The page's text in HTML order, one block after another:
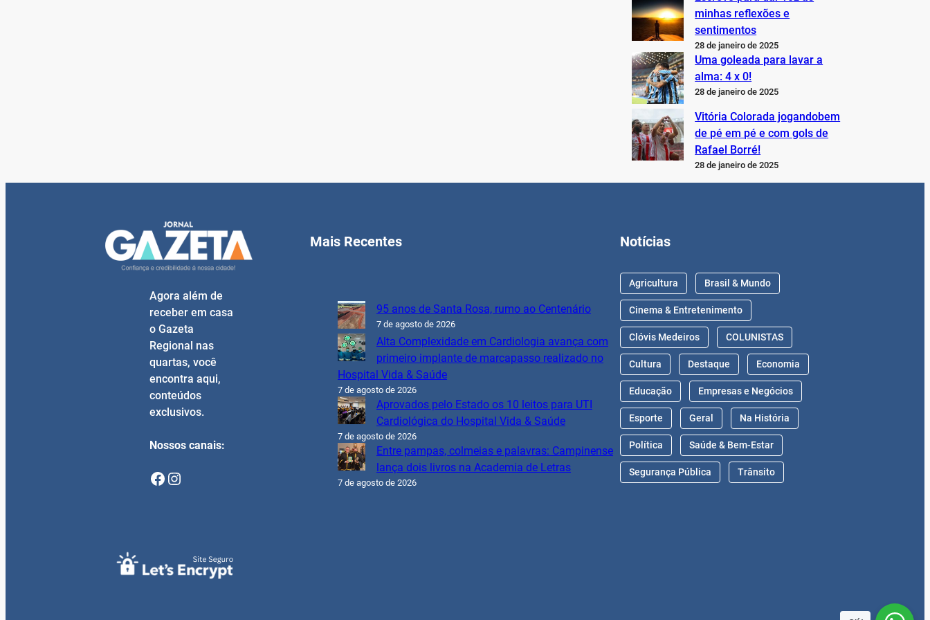
minhas reflexões e
sentimentos
28 de janeiro de 2025
Uma goleada para lavar a
alma: 4 x 0!
28 de janeiro de 2025
Vitória Colorada jogandobem
de pé em pé e com gols de
Rafael Borré!
28 de janeiro de 2025
Agora além de
receber em casa
o Gazeta
Regional nas
quartas, você
encontra aqui,
conteúdos
exclusivos.
Nossos canais:
Facebook Instagram
Mais Recentes
95 anos de Santa Rosa, rumo ao Centenário
7 de agosto de 2026
Alta Complexidade em Cardiologia avança com
primeiro implante de marcapasso realizado no
Hospital Vida & Saúde
7 de agosto de 2026
Aprovados pelo Estado os 10 leitos para UTI
Cardiológica do Hospital Vida & Saúde
7 de agosto de 2026
Entre pampas, colmeias e palavras: Campinense
lança dois livros na Academia de Letras
7 de agosto de 2026
Notícias
Agricultura Brasil & Mundo
Cinema & Entretenimento
Clóvis Medeiros COLUNISTAS
Cultura Destaque Economia
Educação Empresas e Negócios
Esporte Geral Na História
Política Saúde & Bem-Estar
Segurança Pública Trânsito